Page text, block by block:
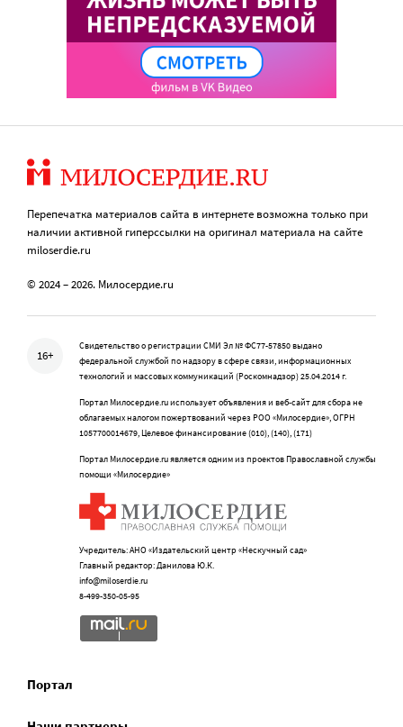
Перепечатка материалов сайта в интернете возможна только при
наличии активной гиперссылки на оригинал материала на сайте
miloserdie.ru
© 2024 – 2026. Милосердие.ru
16+
Свидетельство о регистрации СМИ Эл № ФС77-57850 выдано
федеральной службой по надзору в сфере связи, информационных
технологий и массовых коммуникаций (Роскомнадзор) 25.04.2014 г.
Портал Милосердие.ru использует объявления и веб-сайт для сбора не
облагаемых налогом пожертвований через РОО «Милосердие», ОГРН
1057700014679, Целевое финансирование (010), (140), (171)
Портал Милосердие.ru является одним из проектов Православной службы
помощи «Милосердие»
Учредитель: АНО «Издательский центр «Нескучный сад»
Главный редактор: Данилова Ю.К.
info@miloserdie.ru
8-499-350-05-95
Портал